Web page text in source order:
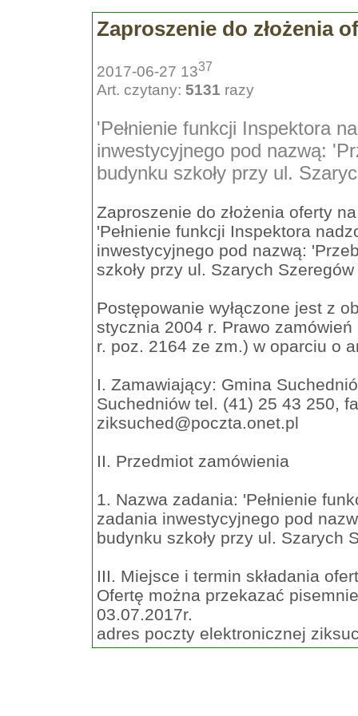
Zaproszenie do złożenia
2017-06-27 1337
Art. czytany: 5131 razy
'Pełnienie funkcji Inspektora
inwestycyjnego pod nazwą:
budynku szkoły przy ul.
Zaproszenie do złożenia oferty
'Pełnienie funkcji Inspektora
inwestycyjnego pod nazwą:
szkoły przy ul. Szarych
Postępowanie wyłączone jest z
stycznia 2004 r. Prawo
r. poz. 2164 ze zm.) w oparciu o
I. Zamawiający: Gmina
Suchedniów tel. (41) 25 43 250,
ziksuched@poczta.onet.pl
II. Przedmiot zamówienia
1. Nazwa zadania: 'Pełnienie
zadania inwestycyjnego pod
budynku szkoły przy ul. Szarych
III. Miejsce i termin składania ofert
Ofertę można przekazać
03.07.2017r.
adres poczty elektronicznej